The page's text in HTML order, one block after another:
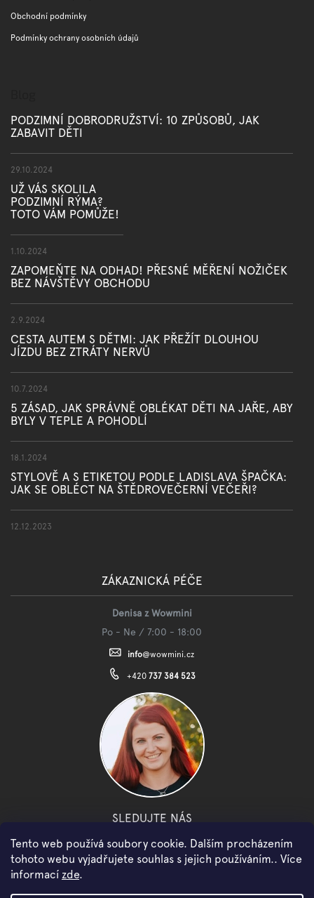
Tento web používá soubory cookie. Dalším procházením
tohoto webu vyjadřujete souhlas s jejich používáním.. Více
informací zde.
Obchodní podmínky
Podmínky ochrany osobních údajů
PODZIMNÍ DOBRODRUŽSTVÍ: 10 ZPŮSOBŮ, JAK
ZABAVIT DĚTI
29.10.2024
UŽ VÁS SKOLILA
PODZIMNÍ RÝMA?
TOTO VÁM POMŮŽE!
1.10.2024
ZAPOMEŇTE NA ODHAD! PŘESNÉ MĚŘENÍ NOŽIČEK
BEZ NÁVŠTĚVY OBCHODU
2.9.2024
CESTA AUTEM S DĚTMI: JAK PŘEŽÍT DLOUHOU
JÍZDU BEZ ZTRÁTY NERVŮ
10.7.2024
5 ZÁSAD, JAK SPRÁVNĚ OBLÉKAT DĚTI NA JAŘE, ABY
BYLY V TEPLE A POHODLÍ
18.1.2024
STYLOVĚ A S ETIKETOU PODLE LADISLAVA ŠPAČKA:
JAK SE OBLÉCT NA ŠTĚDROVEČERNÍ VEČEŘI?
12.12.2023
ZÁKAZNICKÁ PÉČE
Denisa z Wowmini
Po - Ne / 7:00 - 18:00
info@wowmini.cz
+420 737 384 523
SLEDUJTE NÁS
facebook instagram youtube